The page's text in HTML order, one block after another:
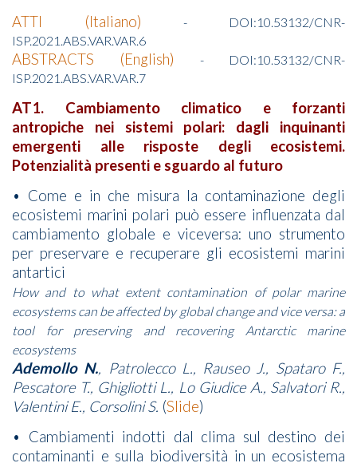
ATTI (Italiano)
- DOI:10.53132/CNR-
ISP.2021.ABS.VAR.VAR.6
ABSTRACTS (English)
- DOI:10.53132/CNR-
ISP.2021.ABS.VAR.VAR.7
AT1. Cambiamento climatico e forzanti
antropiche nei sistemi polari: dagli inquinanti
emergenti alle risposte degli ecosistemi.
Potenzialità presenti e sguardo al futuro
• Come e in che misura la contaminazione degli
ecosistemi marini polari può essere influenzata dal
cambiamento globale e viceversa: uno strumento
per preservare e recuperare gli ecosistemi marini
antartici
How and to what extent contamination of polar marine
ecosystems can be affected by global change and vice versa: a
tool for preserving and recovering Antarctic marine
ecosystems
Ademollo N., Patrolecco L., Rauseo J., Spataro F.,
Pescatore T., Ghigliotti L., Lo Giudice A., Salvatori R.,
Valentini E., Corsolini S. (Slide)
• Cambiamenti indotti dal clima sul destino dei
contaminanti e sulla biodiversità in un ecosistema